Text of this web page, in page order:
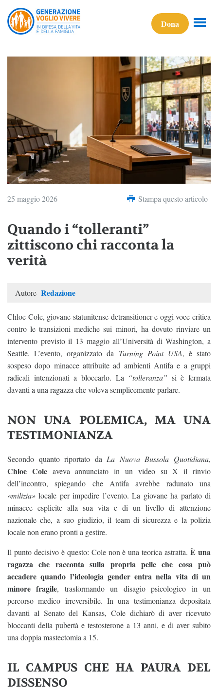
Dona
25 maggio 2026 Stampa questo articolo
Quando i “tolleranti”
zittiscono chi racconta la
verità
Autore Redazione
Chloe Cole, giovane statunitense detransitioner e oggi voce critica
contro le transizioni mediche sui minori, ha dovuto rinviare un
intervento previsto il 13 maggio all’Università di Washington, a
Seattle. L’evento, organizzato da Turning Point USA, è stato
sospeso dopo minacce attribuite ad ambienti Antifa e a gruppi
radicali intenzionati a bloccarlo. La “tolleranza” si è fermata
davanti a una ragazza che voleva semplicemente parlare.
NON UNA POLEMICA, MA UNA
TESTIMONIANZA
Secondo quanto riportato da La Nuova Bussola Quotidiana,
Chloe Coleaveva annunciato in un video su X il rinvio
dell’incontro, spiegando che Antifa avrebbe radunato una
«milizia» locale per impedire l’evento. La giovane ha parlato di
minacce esplicite alla sua vita e di un livello di attenzione
nazionale che, a suo giudizio, il team di sicurezza e la polizia
locale non erano pronti a gestire.
Il punto decisivo è questo: Cole non è una teorica astratta.È una
ragazza che racconta sulla propria pelle che cosa può
accadere quando l’ideologia gender entra nella vita di un
minore fragile, trasformando un disagio psicologico in un
percorso medico irreversibile. In una testimonianza depositata
davanti al Senato del Kansas, Cole dichiarò di aver ricevuto
bloccanti della pubertà e testosterone a 13 anni, e di aver subito
una doppia mastectomia a 15.
IL CAMPUS CHE HA PAURA DEL
DISSENSO